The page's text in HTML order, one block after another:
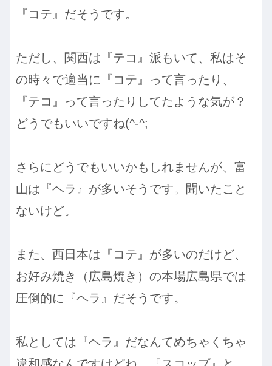
『コテ』だそうです。
ただし、関西は『テコ』派もいて、私はそ
の時々で適当に『コテ』って言ったり、
『テコ』って言ったりしてたような気が？
どうでもいいですね(^-^;
さらにどうでもいいかもしれませんが、富
山は『ヘラ』が多いそうです。聞いたこと
ないけど。
また、西日本は『コテ』が多いのだけど、
お好み焼き（広島焼き）の本場広島県では
圧倒的に『ヘラ』だそうです。
私としては『ヘラ』だなんてめちゃくちゃ
違和感なんですけどね。『スコップ』と